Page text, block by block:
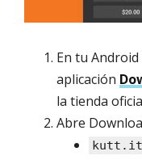
En tu
aplicación
la tienda
Abre